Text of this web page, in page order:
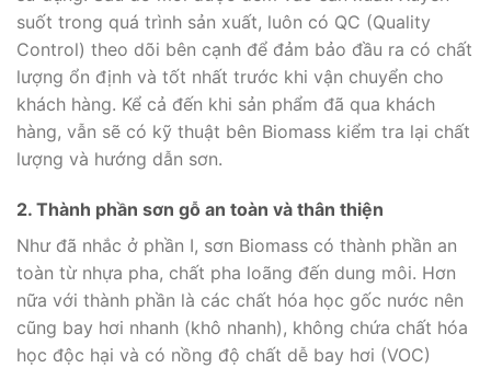
suốt trong quá trình sản xuất, luôn có QC (Quality
Control) theo dõi bên cạnh để đảm bảo đầu ra có chất
lượng ổn định và tốt nhất trước khi vận chuyển cho
khách hàng. Kể cả đến khi sản phẩm đã qua khách
hàng, vẫn sẽ có kỹ thuật bên Biomass kiểm tra lại chất
lượng và hướng dẫn sơn.
2. Thành phần sơn gỗ an toàn và thân thiện
Như đã nhắc ở phần I, sơn Biomass có thành phần an
toàn từ nhựa pha, chất pha loãng đến dung môi. Hơn
nữa với thành phần là các chất hóa học gốc nước nên
cũng bay hơi nhanh (khô nhanh), không chứa chất hóa
học độc hại và có nồng độ chất dễ bay hơi (VOC)